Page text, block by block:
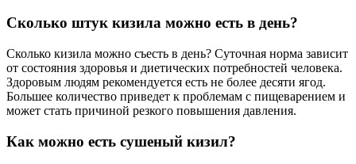
Сколько штук кизила можно есть в день?
Сколько кизила можно съесть в день? Суточная норма зависит
от состояния здоровья и диетических потребностей человека.
Здоровым людям рекомендуется есть не более десяти ягод.
Большее количество приведет к проблемам с пищеварением и
может стать причиной резкого повышения давления.
Как можно есть сушеный кизил?